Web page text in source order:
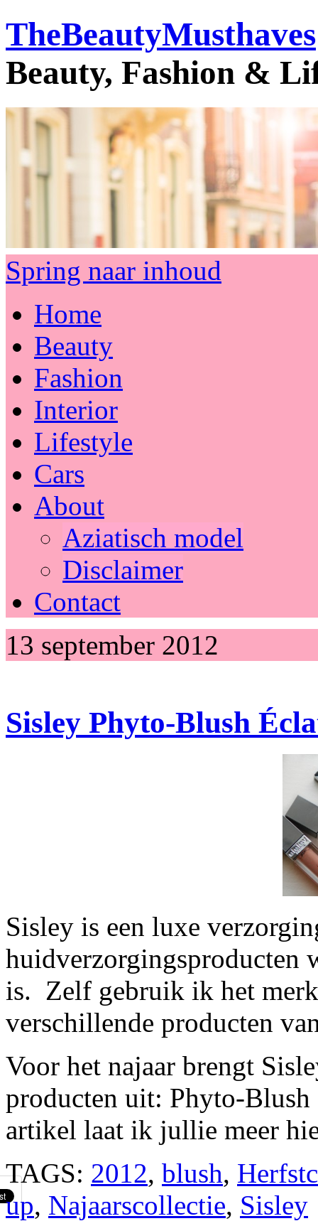
TheBeautyMusthaves
Beauty, Fashion &
Spring naar inhoud
Home
Beauty
Fashion
Interior
Lifestyle
Cars
About
Aziatisch model
Disclaimer
Contact
13 september 2012
Sisley Phyto-Blush
Sisley is een luxe
huidverzorgingsproducten
is. Zelf gebruik ik het
verschillende producten
Voor het najaar brengt
producten uit: Phyto-
artikel laat ik jullie meer
TAGS: 2012, blush,
up, Najaarscollectie, Sisley